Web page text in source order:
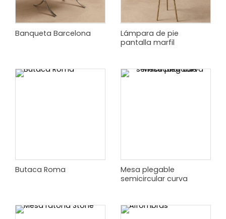
Banqueta Barcelona
Lámpara de pie
pantalla marfil
Butaca Roma
Mesa plegable
semicircular curva